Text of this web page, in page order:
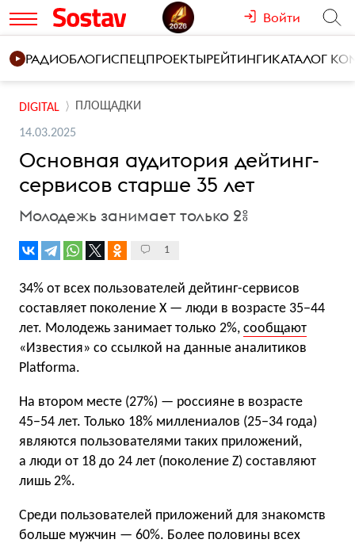
Войти
РАДИОБЛОГИСПЕЦПРОЕКТЫРЕЙТИНГИКАТАЛОГ
DIGITAL ПЛОЩАДКИ
14.03.2025
Основная аудитория дейтинг-
сервисов старше 35 лет
Молодежь занимает только 2%
1
34% от всех пользователей дейтинг-сервисов
составляет поколение X — люди в возрасте 35−44
лет. Молодежь занимает только 2%, сообщают
«Известия» со ссылкой на данные аналитиков
Platforma.
На втором месте (27%) — россияне в возрасте
45−54 лет. Только 18% миллениалов (25−34 года)
являются пользователями таких приложений,
а люди от 18 до 24 лет (поколение Z) составляют
лишь 2%.
Среди пользователей приложений для знакомств
больше мужчин — 60%. Более половины всех